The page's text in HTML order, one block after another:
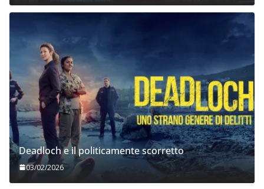
Deadloch e il politicamente scorretto
03/02/2026